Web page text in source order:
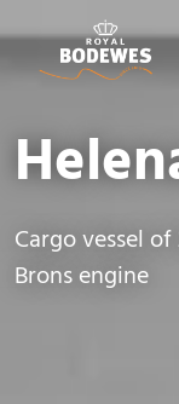
Cargo vessel
Brons engine